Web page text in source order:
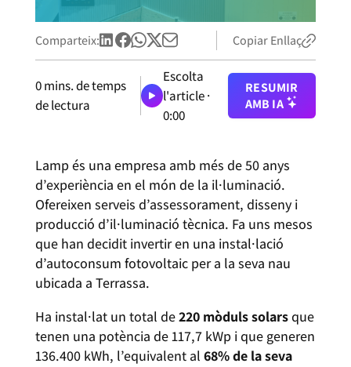
Comparteix: Copiar Enllaç
0mins. de temps
de lectura
Escolta
l'article ·
0:00
RESUMIR
AMB IA
Lamp és una empresa amb més de 50 anys
d’experiència en el món de la il·luminació.
Ofereixen serveis d’assessorament, disseny i
producció d’il·luminació tècnica. Fa uns mesos
que han decidit invertir en una instal·lació
d’autoconsum fotovoltaic per a la seva nau
ubicada a Terrassa.
Ha instal·lat un total de220 mòduls solarsque
tenen una potència de 117,7 kWp i que generen
136.400 kWh, l’equivalent al 68% de la seva